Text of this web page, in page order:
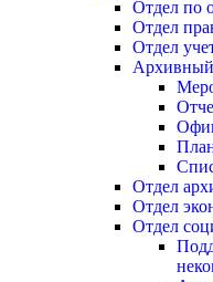
Отдел по
Отдел
Отдел
Архивный
Отдел
Отдел
Отдел